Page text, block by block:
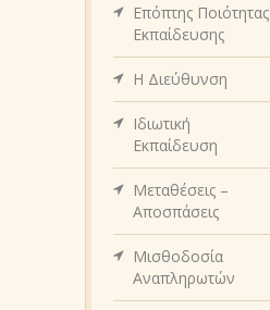
Επόπτης Ποιότητας
Εκπαίδευσης
Η Διεύθυνση
Ιδιωτική
Εκπαίδευση
Μεταθέσεις –
Αποσπάσεις
Μισθοδοσία
Αναπληρωτών